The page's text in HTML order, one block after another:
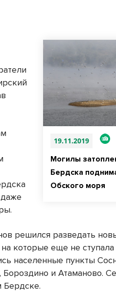
19.11.2019
Могилы
Бердска
Обского моря
даже
решился разведать
которые еще не ступала
населенные пункты
и Атаманово.
Бердске.